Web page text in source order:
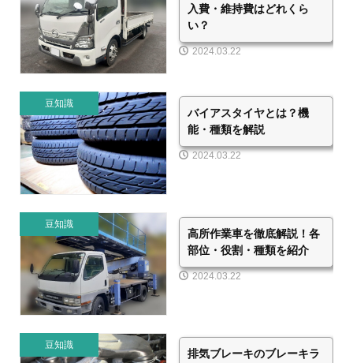
入費・維持費はどれくら
い？
2024.03.22
豆知識
バイアスタイヤとは？機
能・種類を解説
2024.03.22
豆知識
高所作業車を徹底解説！各
部位・役割・種類を紹介
2024.03.22
豆知識
排気ブレーキのブレーキラ